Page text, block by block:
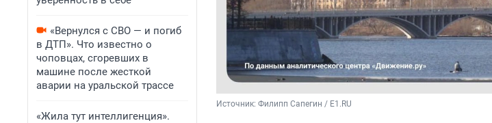
«Вернулся с СВО — и погиб
в ДТП». Что известно о
чоповцах, сгоревших в
машине после жесткой
аварии на уральской трассе
«Жила тут интеллигенция».
Источник: Филипп Сапегин / E1.RU